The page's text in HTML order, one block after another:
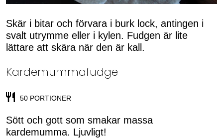
Skär i bitar och förvara i burk lock, antingen i
svalt utrymme eller i kylen. Fudgen är lite
lättare att skära när den är kall.
Kardemummafudge
50 PORTIONER
Sött och gott som smakar massa
kardemumma. Ljuvligt!